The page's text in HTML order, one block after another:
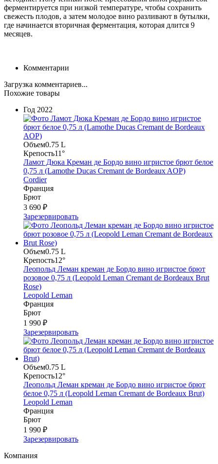
ферментируется при низкой температуре, чтобы сохранить
свежесть плодов, а затем молодое вино разливают в бутылки,
где начинается вторичная ферментация, которая длится 9
месяцев.
Комментарии
Загрузка комментариев...
Похожие товары
Год 2022
Объем0.75 L
Крепость11°
Ламот Дюка Креман де Бордо вино игристое брют белое
0,75 л (Lamothe Ducas Cremant de Bordeaux AOP)
Cordier
Франция
Брют
3 690 ₽
Зарезервировать
Объем0.75 L
Крепость12°
Леопольд Леман креман де Бордо вино игристое брют
розовое 0,75 л (Leopold Leman Cremant de Bordeaux Brut
Rose)
Leopold Leman
Франция
Брют
1 990 ₽
Зарезервировать
Объем0.75 L
Крепость12°
Леопольд Леман креман де Бордо вино игристое брют
белое 0,75 л (Leopold Leman Cremant de Bordeaux Brut)
Leopold Leman
Франция
Брют
1 990 ₽
Зарезервировать
Компания